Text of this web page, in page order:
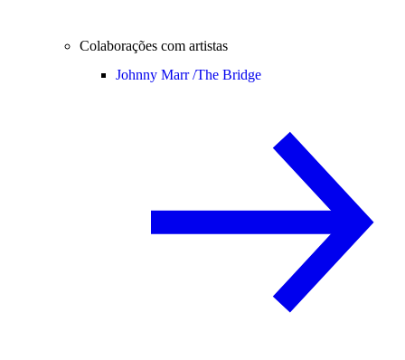
Colaborações com artistas
Johnny Marr /The Bridge